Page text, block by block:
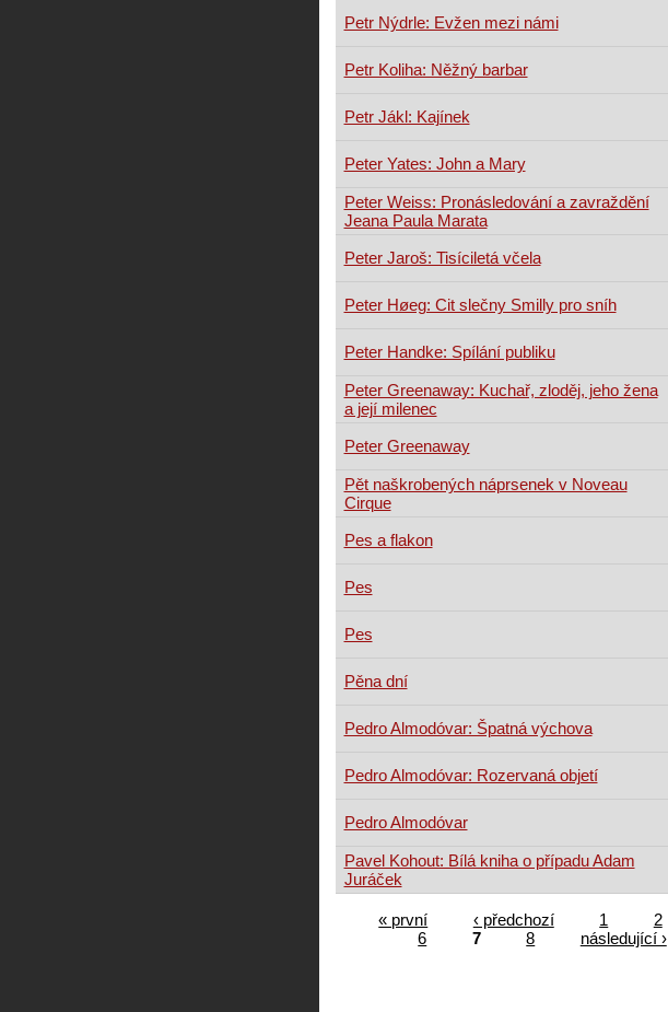
Petr Nýdrle: Evžen mezi námi
Petr Koliha: Něžný barbar
Petr Jákl: Kajínek
Peter Yates: John a Mary
Peter Weiss: Pronásledování a zavraždění
Jeana Paula Marata
Peter Jaroš: Tisíciletá včela
Peter Høeg: Cit slečny Smilly pro sníh
Peter Handke: Spílání publiku
Peter Greenaway: Kuchař, zloděj, jeho žena
a její milenec
Peter Greenaway
Pět naškrobených náprsenek v Noveau
Cirque
Pes a flakon
Pes
Pes
Pěna dní
Pedro Almodóvar: Špatná výchova
Pedro Almodóvar: Rozervaná objetí
Pedro Almodóvar
Pavel Kohout: Bílá kniha o případu Adam
Juráček
« první ‹ předchozí 1 2
6
7 8 následující ›